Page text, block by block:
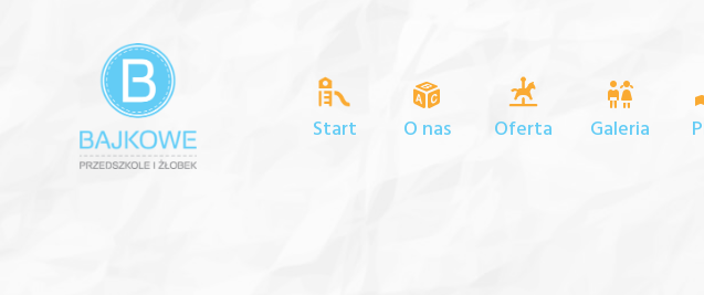
Oferta
O nas
Start Galeria